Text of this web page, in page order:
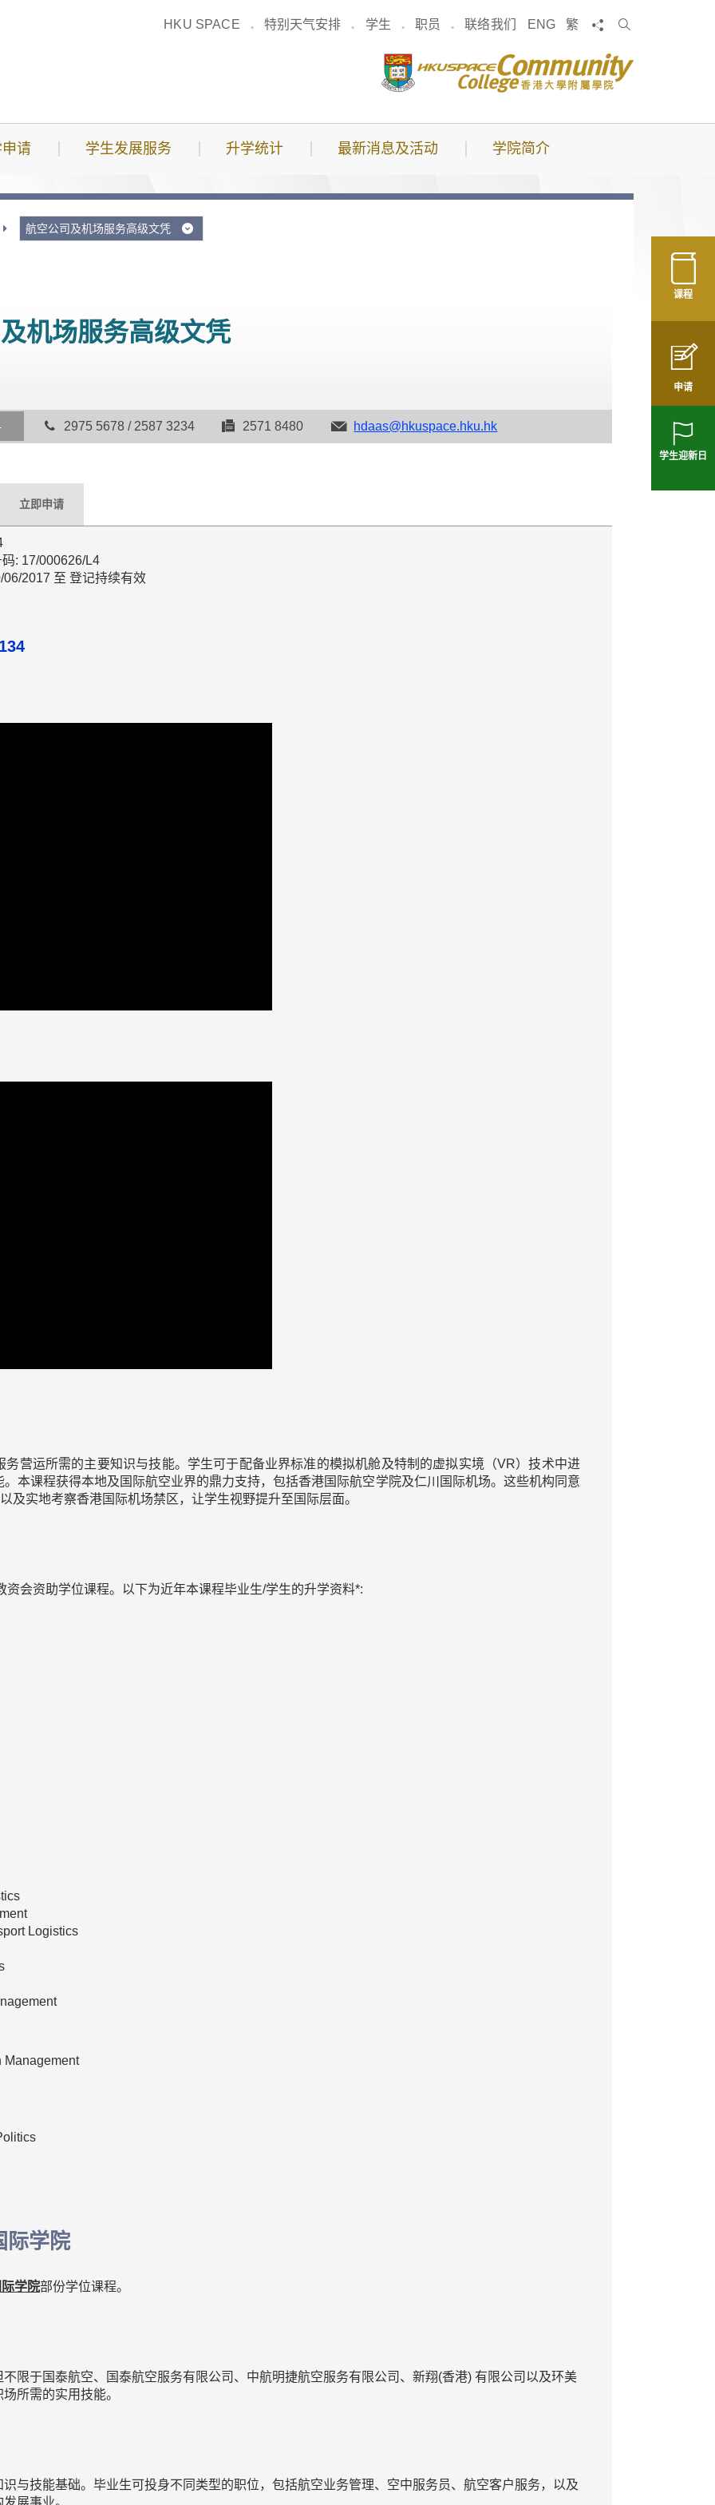
HKU SPACE 特别天气安排 学生 职员 联络我们 ENG 繁 分享
搜
请 学生发展服务 升学统计 最新消息及活动 学院简介
课程
申请
学生迎新日
航空公司及机场服务高级文凭
机场服务高级文凭
2975 5678 / 2587 3234 2571 8480 hdaas@hkuspace.hku.hk
立即申请
: 17/000626/L4
2017 至 登记持续有效
营运所需的主要知识与技能。学生可于配备业界标准的模拟机舱及特制的虚拟实境（VR）技术中进
本课程获得本地及国际航空业界的鼎力支持，包括香港国际航空学院及仁川国际机场。这些机构同意
及实地考察香港国际机场禁区，让学生视野提升至国际层面。
会资助学位课程。以下为近年本课程毕业生/学生的升学资料*:
Logistics
Management
际学院
学院部份学位课程。
限于国泰航空、国泰航空服务有限公司、中航明捷航空服务有限公司、新翔(香港) 有限公司以及环美
所需的实用技能。
与技能基础。毕业生可投身不同类型的职位，包括航空业务管理、空中服务员、航空客户服务，以及
展事业。